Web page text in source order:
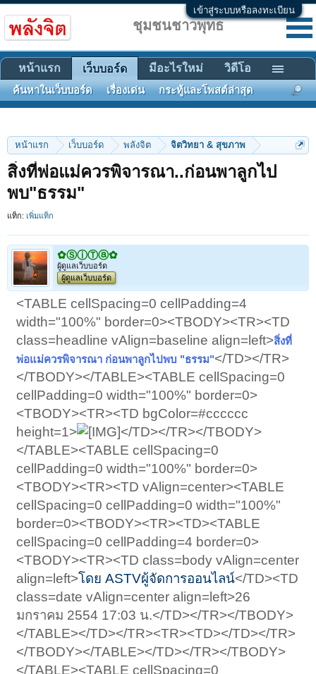
เข้าสู่ระบบหรือลงทะเบียน
หน้าแรก เว็บบอร์ด พลังจิต จิตวิทยา & สุขภาพ
สิ่งที่พ่อแม่ควรพิจารณา..ก่อนพาลูกไป
พบ"ธรรม"
แท็ก: เพิ่มแท็ก
✿ⓈⓘⓉⓐ✿
ผู้ดูแลเว็บบอร์ด
ผู้ดูแลเว็บบอร์ด
<TABLE cellSpacing=0 cellPadding=4
width="100%" border=0><TBODY><TR><TD
class=headline vAlign=baseline align=left>สิ่งที่
พ่อแม่ควรพิจารณา ก่อนพาลูกไปพบ "ธรรม"</TD></TR>
</TBODY></TABLE><TABLE cellSpacing=0
cellPadding=0 width="100%" border=0>
<TBODY><TR><TD bgColor=#cccccc
height=1>
</TD></TR></TBODY>
</TABLE><TABLE cellSpacing=0
cellPadding=0 width="100%" border=0>
<TBODY><TR><TD vAlign=center><TABLE
cellSpacing=0 cellPadding=0 width="100%"
border=0><TBODY><TR><TD><TABLE
cellSpacing=0 cellPadding=4 border=0>
<TBODY><TR><TD class=body vAlign=center
align=left>โดย ASTVผู้จัดการออนไลน์</TD><TD
class=date vAlign=center align=left>26
มกราคม 2554 17:03 น.</TD></TR></TBODY>
</TABLE></TD></TR><TR><TD></TD></TR>
</TBODY></TABLE></TD></TR></TBODY>
</TABLE><TABLE cellSpacing=0
ชุมชนชาวพุทธ
หน้าแรก เว็บบอร์ด
ค้นหาในเว็บบอร์ด เรื่องเด่น กระทู้และโพสต์ล่าสุด
มีอะไรใหม่ วิดีโอ